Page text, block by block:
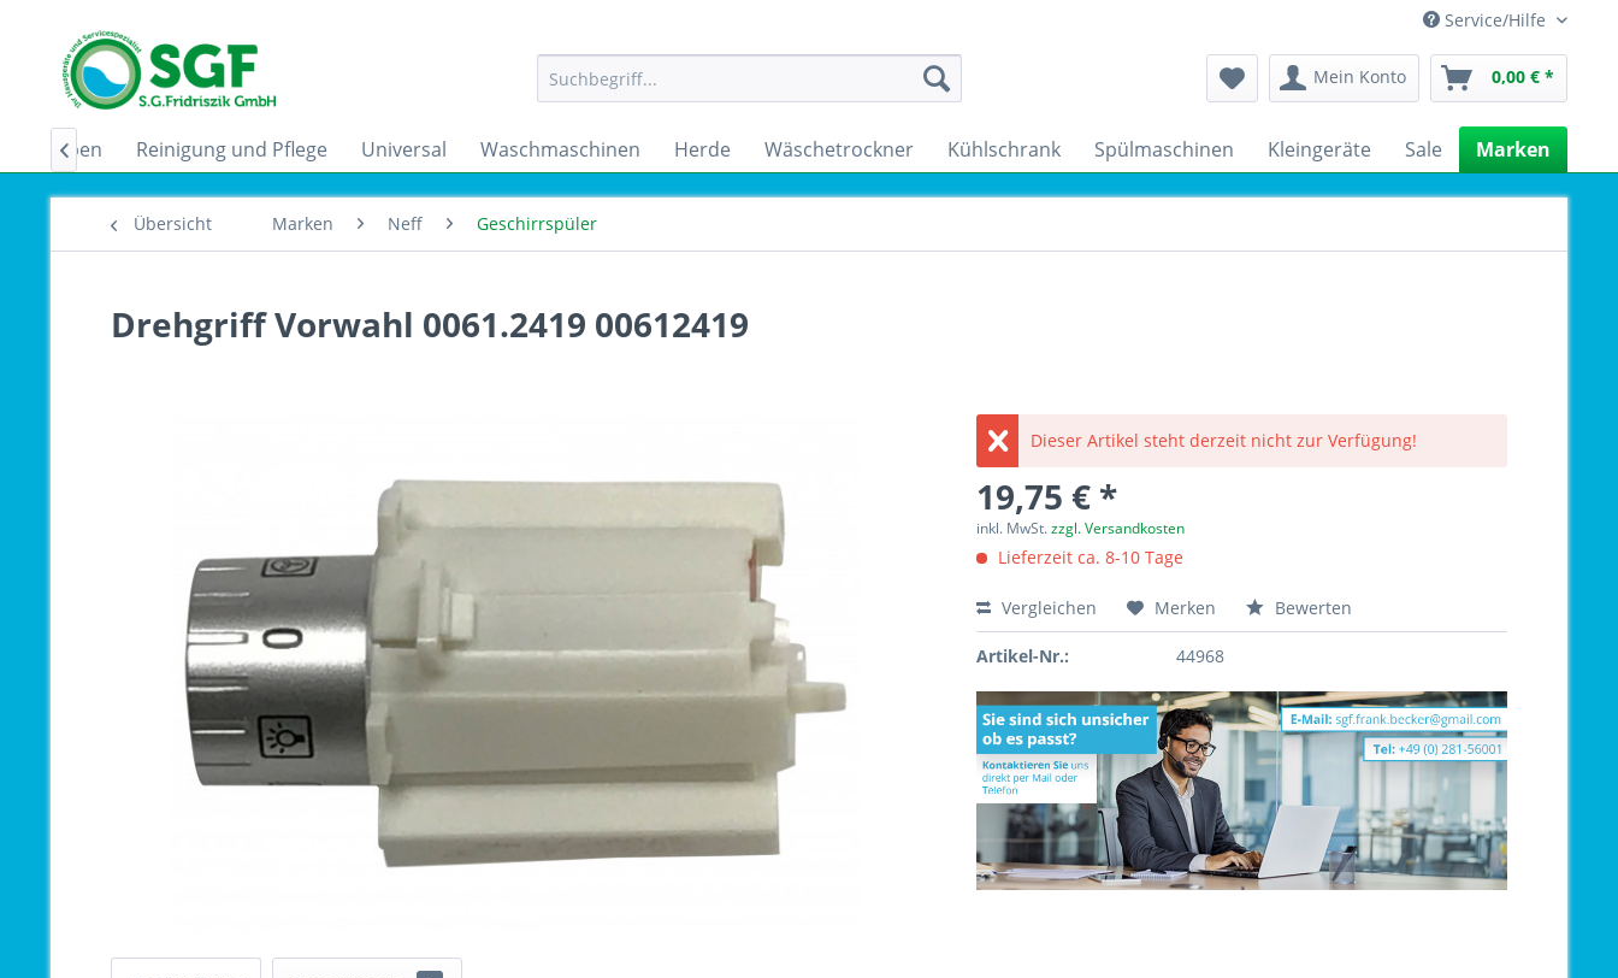
Service/Hilfe
Mein Konto 0,00 € *
Reinigung und Pflege Universal Waschmaschinen Herde Wäschetrockner Kühlschrank Spülmaschinen Kleingeräte Sale Marken

Übersicht Marken Neff Geschirrspüler
Drehgriff Vorwahl 0061.2419 00612419
Dieser Artikel steht derzeit nicht zur Verfügung!
19,75 € *
inkl. MwSt.zzgl. Versandkosten
Lieferzeit ca. 8-10 Tage
Vergleichen Merken Bewerten
Artikel-Nr.: 44968